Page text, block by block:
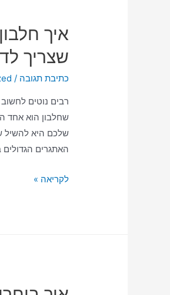
איך
שצריך
כתיבת תגובה /
רבים נוטים
שחלבון הוא אחד
האתגרים
לקריאה »